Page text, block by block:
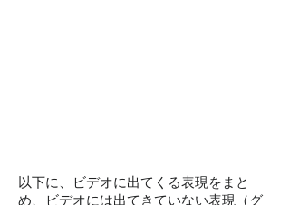
以下に、ビデオに出てくる表現をまと
め、ビデオには出てきていない表現（グ